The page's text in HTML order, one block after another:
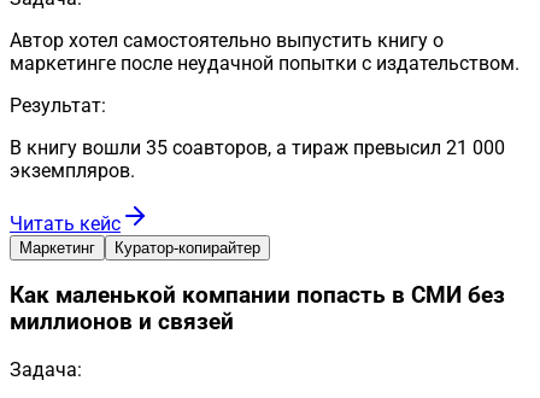
Автор хотел самостоятельно выпустить книгу о
маркетинге после неудачной попытки с издательством.
Результат:
В книгу вошли 35 соавторов, а тираж превысил 21 000
экземпляров.
Читать кейс
Маркетинг Куратор-копирайтер
Как маленькой компании попасть в СМИ без
миллионов и связей
Задача: